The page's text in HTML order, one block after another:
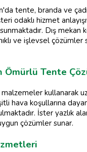
tente, branda ve
odaklı hizmet
Dış
ve işlevsel
Ömürlü Tente
kullanarak
koşullarına
İster yazlık
çözümler sunar.